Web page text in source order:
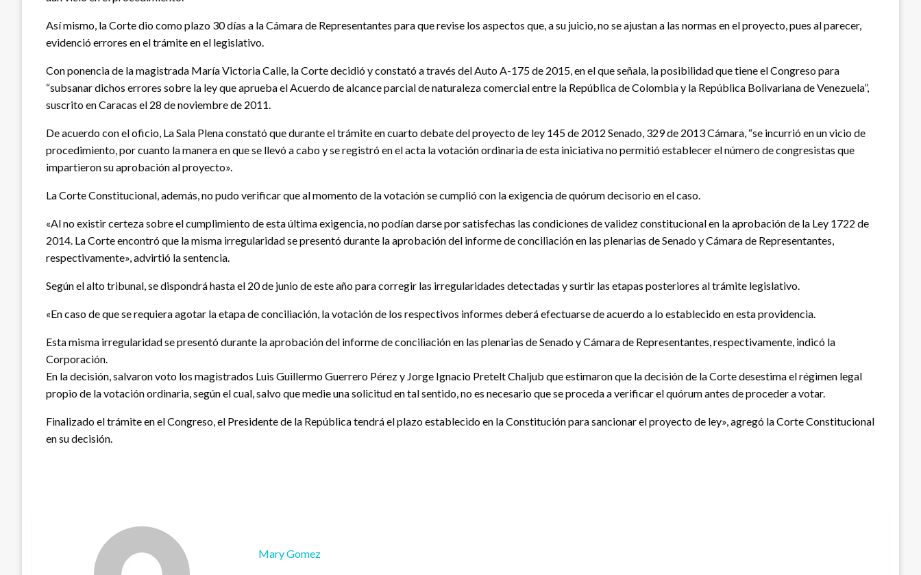
Así mismo, la Corte dio como plazo 30 días a la Cámara de Representantes para que revise los aspectos que, a su juicio, no se ajustan a las normas en el proyecto, pues al parecer,
evidenció errores en el trámite en el legislativo.
Con ponencia de la magistrada María Victoria Calle, la Corte decidió y constató a través del Auto A-175 de 2015, en el que señala, la posibilidad que tiene el Congreso para
“subsanar dichos errores sobre la ley que aprueba el Acuerdo de alcance parcial de naturaleza comercial entre la República de Colombia y la República Bolivariana de Venezuela”,
suscrito en Caracas el 28 de noviembre de 2011.
De acuerdo con el oficio, La Sala Plena constató que durante el trámite en cuarto debate del proyecto de ley 145 de 2012 Senado, 329 de 2013 Cámara, “se incurrió en un vicio de
procedimiento, por cuanto la manera en que se llevó a cabo y se registró en el acta la votación ordinaria de esta iniciativa no permitió establecer el número de congresistas que
impartieron su aprobación al proyecto».
La Corte Constitucional, además, no pudo verificar que al momento de la votación se cumplió con la exigencia de quórum decisorio en el caso.
«Al no existir certeza sobre el cumplimiento de esta última exigencia, no podían darse por satisfechas las condiciones de validez constitucional en la aprobación de la Ley 1722 de
2014. La Corte encontró que la misma irregularidad se presentó durante la aprobación del informe de conciliación en las plenarias de Senado y Cámara de Representantes,
respectivamente», advirtió la sentencia.
Según el alto tribunal, se dispondrá hasta el 20 de junio de este año para corregir las irregularidades detectadas y surtir las etapas posteriores al trámite legislativo.
«En caso de que se requiera agotar la etapa de conciliación, la votación de los respectivos informes deberá efectuarse de acuerdo a lo establecido en esta providencia.
Esta misma irregularidad se presentó durante la aprobación del informe de conciliación en las plenarias de Senado y Cámara de Representantes, respectivamente, indicó la
Corporación.
En la decisión, salvaron voto los magistrados Luis Guillermo Guerrero Pérez y Jorge Ignacio Pretelt Chaljub que estimaron que la decisión de la Corte desestima el régimen legal
propio de la votación ordinaria, según el cual, salvo que medie una solicitud en tal sentido, no es necesario que se proceda a verificar el quórum antes de proceder a votar.
Finalizado el trámite en el Congreso, el Presidente de la República tendrá el plazo establecido en la Constitución para sancionar el proyecto de ley», agregó la Corte Constitucional
en su decisión.
Mary Gomez